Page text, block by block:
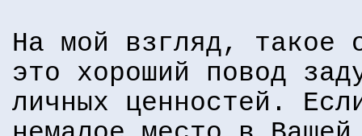
На мой взгляд, такое
это хороший повод
личных ценностей.